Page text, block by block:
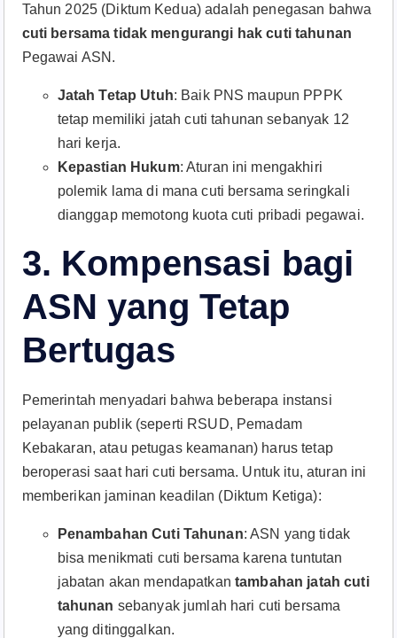
Tahun 2025 (Diktum Kedua) adalah penegasan bahwa
cuti bersama tidak mengurangi hak cuti tahunan
Pegawai ASN.
Jatah Tetap Utuh: Baik PNS maupun PPPK
tetap memiliki jatah cuti tahunan sebanyak 12
hari kerja.
Kepastian Hukum: Aturan ini mengakhiri
polemik lama di mana cuti bersama seringkali
dianggap memotong kuota cuti pribadi pegawai.
3. Kompensasi bagi
ASN yang Tetap
Bertugas
Pemerintah menyadari bahwa beberapa instansi
pelayanan publik (seperti RSUD, Pemadam
Kebakaran, atau petugas keamanan) harus tetap
beroperasi saat hari cuti bersama. Untuk itu, aturan ini
memberikan jaminan keadilan (Diktum Ketiga):
Penambahan Cuti Tahunan: ASN yang tidak
bisa menikmati cuti bersama karena tuntutan
jabatan akan mendapatkantambahan jatah cuti
tahunan sebanyak jumlah hari cuti bersama
yang ditinggalkan.